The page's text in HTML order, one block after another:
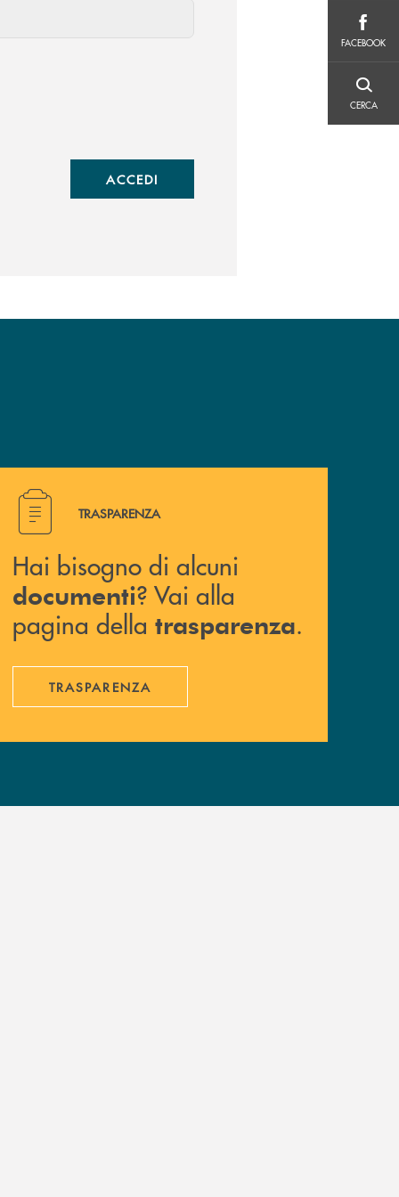
FACEBOOK
CERCA
ACCEDI
Hai bisogno di alcuni documenti ? Vai alla pagina della
TRASPARENZA
Hai bisogno di alcuni
documenti? Vai alla
pagina della trasparenza.
TRASPARENZA